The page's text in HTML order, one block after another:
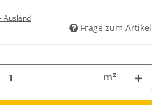
Ausland
Frage zum Artikel
m²